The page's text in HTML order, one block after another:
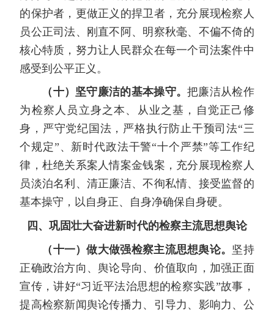
的保护者，更做正义的捍卫者，充分展现检察人
员公正司法、刚直不阿、明察秋毫、不偏不倚的
核心特质，努力让人民群众在每一个司法案件中
感受到公平正义。
（十）坚守廉洁的基本操守。把廉洁从检作
为检察人员立身之本、从业之基，自觉正己修
身，严守党纪国法，严格执行防止干预司法“三
个规定”、新时代政法干警“十个严禁”等工作纪
律，杜绝关系案人情案金钱案，充分展现检察人
员淡泊名利、清正廉洁、不徇私情、接受监督的
基本操守，以自身正、自身净确保自身硬。
四、巩固壮大奋进新时代的检察主流思想舆论
（十一）做大做强检察主流思想舆论。 坚持
正确政治方向、舆论导向、价值取向，加强正面
宣传，讲好“习近平法治思想的检察实践”故事，
提高检察新闻舆论传播力、引导力、影响力、公